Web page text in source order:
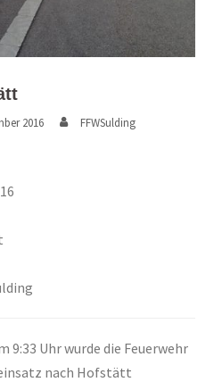
2016
FFWSulding
9:33 Uhr wurde die Feuerwehr
nach Hofstätt